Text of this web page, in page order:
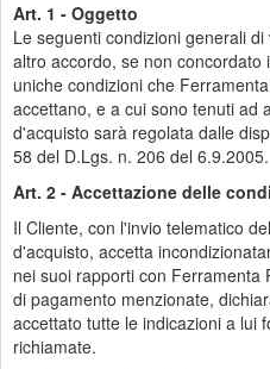
Art. 1 - Oggetto
Le seguenti condizioni generali
altro accordo, se non
uniche condizioni che
accettano, e a cui sono tenuti ad
d'acquisto sarà regolata dalle
58 del D.Lgs. n. 206 del 6.9.2005.
Art. 2 - Accettazione delle
Il Cliente, con l'invio telematico
d'acquisto, accetta
nei suoi rapporti con Ferramenta
di pagamento menzionate,
accettato tutte le indicazioni a lui
richiamate.